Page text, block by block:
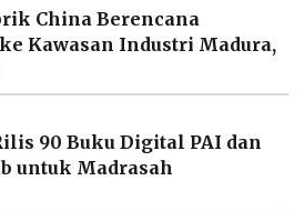
China Berencana
Kawasan Industri Madura,
90 Buku Digital PAI dan
untuk Madrasah